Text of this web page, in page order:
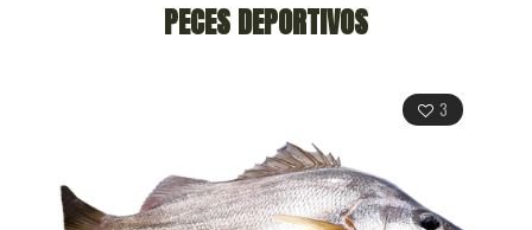
PECES DEPORTIVOS
3